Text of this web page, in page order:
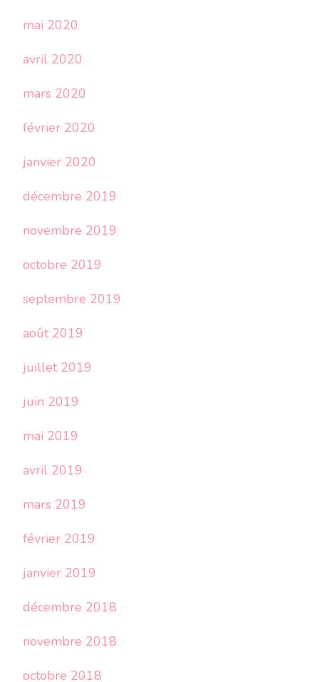
mai 2020
avril 2020
mars 2020
février 2020
janvier 2020
décembre 2019
novembre 2019
octobre 2019
septembre 2019
août 2019
juillet 2019
juin 2019
mai 2019
avril 2019
mars 2019
février 2019
janvier 2019
décembre 2018
novembre 2018
octobre 2018